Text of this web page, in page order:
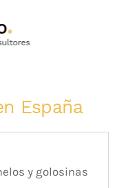
España
y golosinas